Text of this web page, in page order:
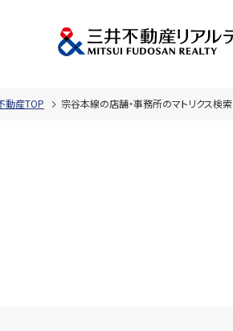
動産TOP 宗谷本線の店舗・事務所のマトリクス検索